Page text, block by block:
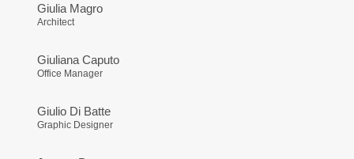
Giulia Magro
Architect
Giuliana Caputo
Office Manager
Giulio Di Batte
Graphic Designer